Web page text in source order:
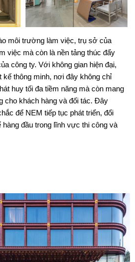
môi trường làm việc, trụ sở của
việc mà còn là nền tảng thúc đẩy
công ty. Với không gian hiện đại,
kế thông minh, nơi đây không chỉ
huy tối đa tiềm năng mà còn mang
cho khách hàng và đối tác. Đây
để NEM tiếp tục phát triển, đổi
đầu trong lĩnh vực thi công và